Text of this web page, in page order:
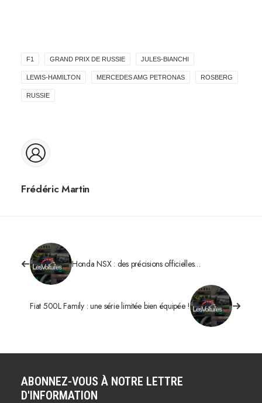
F1 GRAND PRIX DE RUSSIE JULES-BIANCHI
LEWIS-HAMILTON MERCEDES AMG PETRONAS ROSBERG
RUSSIE
Frédéric Martin
Honda NSX : des précisions officielles…
Fiat 500L Family : une série limitée bien équipée !
ABONNEZ-VOUS À NOTRE LETTRE
D'INFORMATION